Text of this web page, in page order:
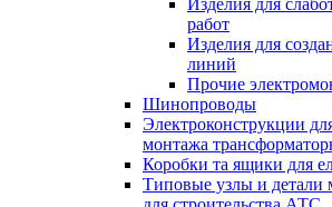
Изделия для
работ
Изделия для
линий
Прочие
Шинопроводы
Электроконструкции
монтажа
Коробки та ящики для
Типовые узлы и детали